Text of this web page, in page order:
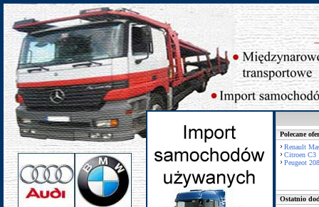
Polecane
Renault
Citroen C3
Peugeot 208
Ostatnio